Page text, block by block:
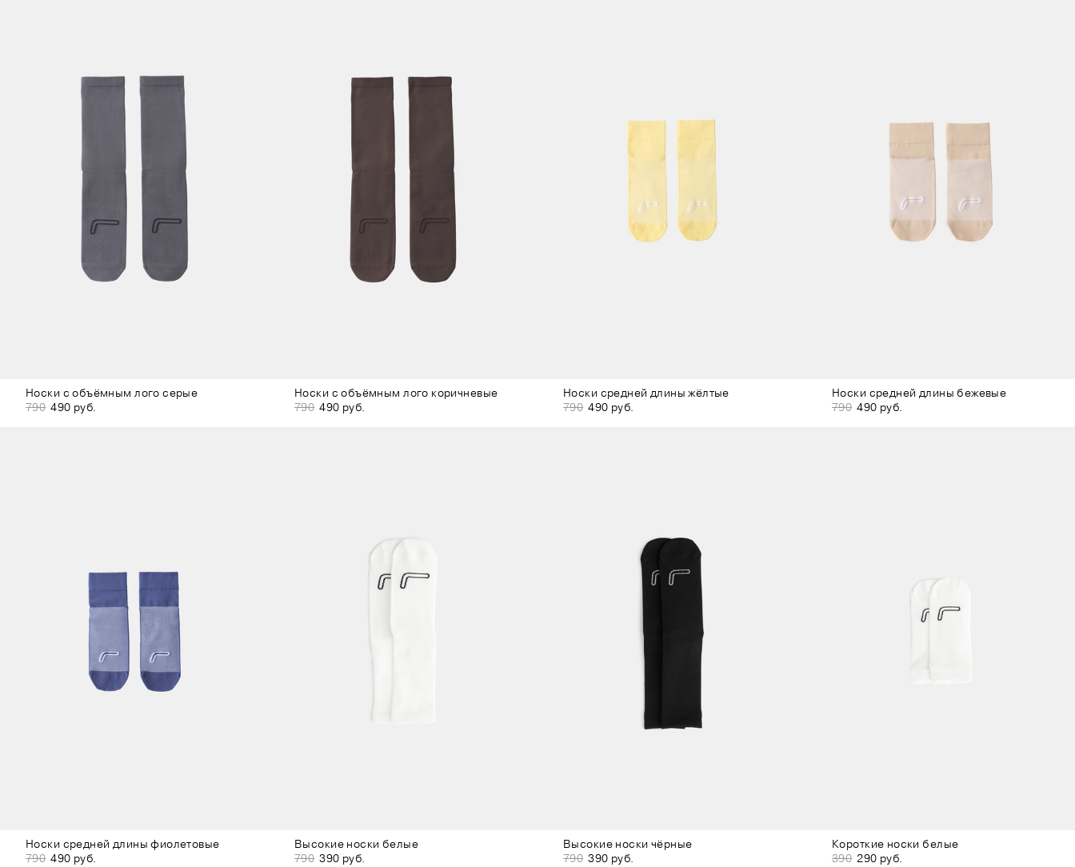
Носки с объёмным лого серые
790 490 руб.
Носки с объёмным лого коричневые
790 490 руб.
Носки средней длины жёлтые
790 490 руб.
Носки средней длины бежевые
790 490 руб.
Носки средней длины фиолетовые
790 490 руб.
Высокие носки белые
790 390 руб.
Высокие носки чёрные
790 390 руб.
Короткие носки белые
390 290 руб.